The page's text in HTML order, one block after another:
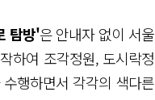
탐방'은 안내자 없이 서울
하여 조각정원, 도시락정
행하면서 각각의 색다른